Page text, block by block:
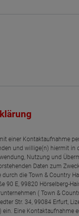
einer Kontaktaufnahme
und willige(n) hiermit in
Nutzung und
Daten zum
die Town & Country
90 E, 99820 Hörselberg-
( Town &
Str. 34, 99084 Erfurt,
ein. Eine Kontaktaufnahme